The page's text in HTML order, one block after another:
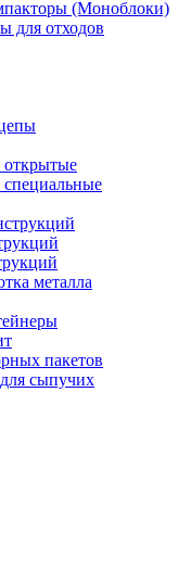
(Моноблоки)
для отходов
открытые
металла
пакетов
сыпучих